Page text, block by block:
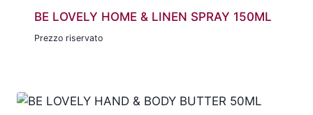
BE LOVELY HOME & LINEN SPRAY 150ML
Prezzo riservato